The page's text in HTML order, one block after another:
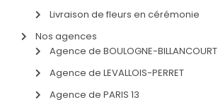
Livraison de fleurs en cérémonie
Nos agences
Agence de BOULOGNE-BILLANCOURT
Agence de LEVALLOIS-PERRET
Agence de PARIS 13